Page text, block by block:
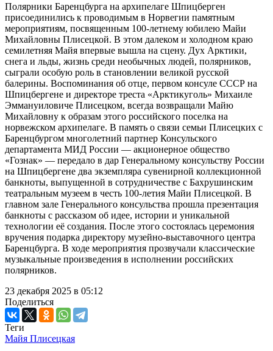
Полярники Баренцбурга на архипелаге Шпицберген
присоединились к проводимым в Норвегии памятным
мероприятиям, посвященным 100-летнему юбилею Майи
Михайловны Плисецкой. В этом далеком и холодном краю
семилетняя Майя впервые вышла на сцену. Дух Арктики,
снега и льды, жизнь среди необычных людей, полярников,
сыграли особую роль в становлении великой русской
балерины. Воспоминания об отце, первом консуле СССР на
Шпицбергене и директоре треста «Арктикуголь» Михаиле
Эммануиловиче Плисецком, всегда возвращали Майю
Михайловну к образам этого российского поселка на
норвежском архипелаге. В память о связи семьи Плисецких с
Баренцбургом многолетний партнер Консульского
департамента МИД России — акционерное общество
«Гознак» — передало в дар Генеральному консульству России
на Шпицбергене два экземпляра сувенирной коллекционной
банкноты, выпущенной в сотрудничестве с Бахрушинским
театральным музеем в честь 100-летия Майи Плисецкой. В
главном зале Генерального консульства прошла презентация
банкноты с рассказом об идее, истории и уникальной
технологии её создания. После этого состоялась церемония
вручения подарка директору музейно-выставочного центра
Баренцбурга. В ходе мероприятия прозвучали классические
музыкальные произведения в исполнении российских
полярников.
23 декабря 2025 в 05:12
Поделиться
Теги
Майя Плисецкая